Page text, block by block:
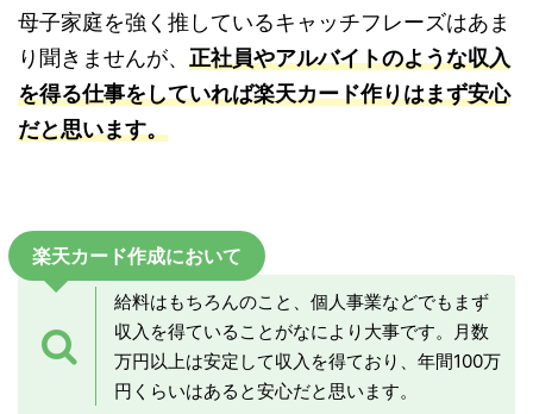
母子家庭を強く推しているキャッチフレーズはあま
り聞きませんが、 正社員やアルバイトのような収入
を得る仕事をしていれば楽天カード作りはまず安心
だと思います。
楽天カード作成において
給料はもちろんのこと、個人事業などでもまず
収入を得ていることがなにより大事です。月数
万円以上は安定して収入を得ており、年間100万
円くらいはあると安心だと思います。